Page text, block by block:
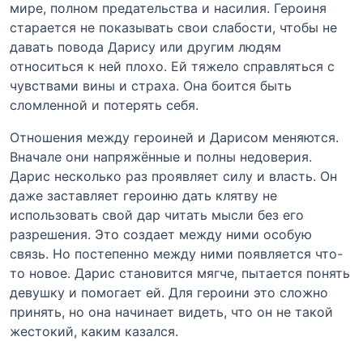
мире, полном предательства и насилия. Героиня
старается не показывать свои слабости, чтобы не
давать повода Дарису или другим людям
относиться к ней плохо. Ей тяжело справляться с
чувствами вины и страха. Она боится быть
сломленной и потерять себя.
Отношения между героиней и Дарисом меняются.
Вначале они напряжённые и полны недоверия.
Дарис несколько раз проявляет силу и власть. Он
даже заставляет героиню дать клятву не
использовать свой дар читать мысли без его
разрешения. Это создает между ними особую
связь. Но постепенно между ними появляется что-
то новое. Дарис становится мягче, пытается понять
девушку и помогает ей. Для героини это сложно
принять, но она начинает видеть, что он не такой
жестокий, каким казался.